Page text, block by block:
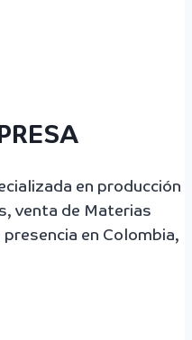
en producción
venta de Materias
presencia en Colombia,